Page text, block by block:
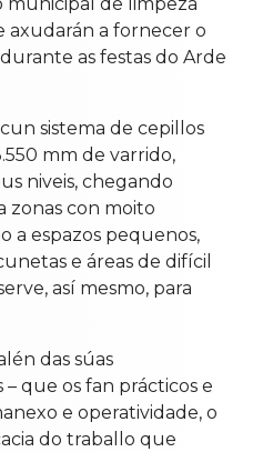
municipal de limpeza
axudarán a fornecer o
as festas do Arde
sistema de cepillos
mm de varrido,
niveis, chegando
con moito
a espazos pequenos,
e áreas de difícil
así mesmo, para
das súas
que os fan prácticos e
e operatividade, o
do traballo que